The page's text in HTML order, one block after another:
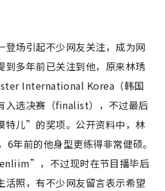
场引起不少网友关注，成为网
到多年前已关注到他，原来林琇
International Korea（韩国
入选决赛（finalist），不过最后
特儿”的奖项。公开资料中，林
年前的他身型更练得非常健硕。
，不过现时在节目播毕后
活照，有不少网友留言表示希望